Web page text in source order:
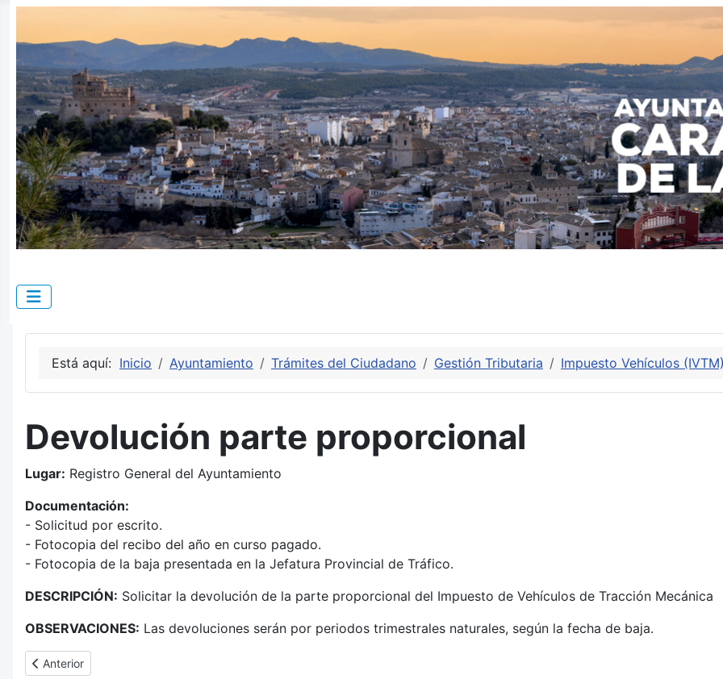
Está aquí: Inicio Ayuntamiento Trámites del Ciudadano Gestión Tributaria Impuesto Vehículos (IVTM)
Devolución parte proporcional
Lugar: Registro General del Ayuntamiento
Documentación:
- Solicitud por escrito.
- Fotocopia del recibo del año en curso pagado.
- Fotocopia de la baja presentada en la Jefatura Provincial de Tráfico.
DESCRIPCIÓN: Solicitar la devolución de la parte proporcional del Impuesto de Vehículos de Tracción Mecánica
OBSERVACIONES: Las devoluciones serán por periodos trimestrales naturales, según la fecha de baja.
Artículo anterior: Exención de Vehículos de uso Agrícola
Anterior